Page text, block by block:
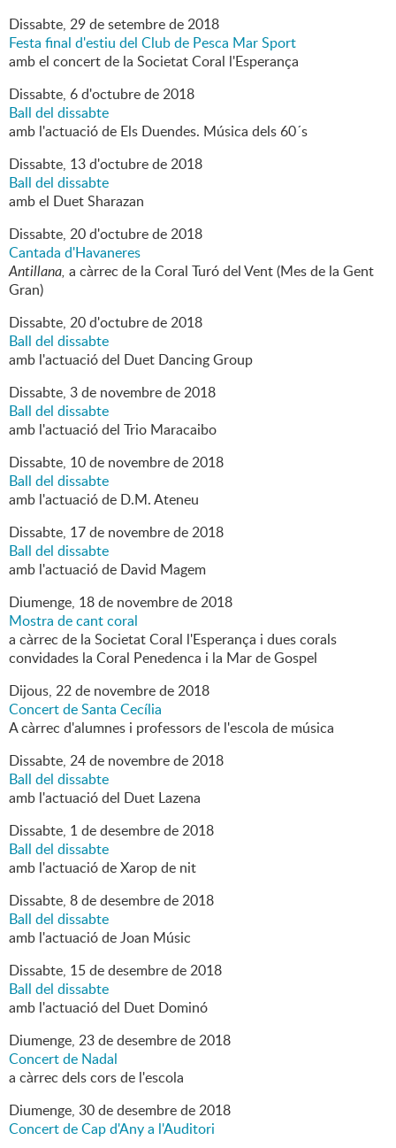
Dissabte, 29desetembrede2018
Festa final d'estiu del Club de Pesca Mar Sport
amb el concert de la Societat Coral l'Esperança
Dissabte, 6d'octubrede2018
Ball del dissabte
amb l'actuació de Els Duendes. Música dels 60´s
Dissabte, 13d'octubrede2018
Ball del dissabte
amb el Duet Sharazan
Dissabte, 20d'octubrede2018
Cantada d'Havaneres
Antillana, a càrrec de la Coral Turó del Vent (Mes de la Gent
Gran)
Dissabte, 20d'octubrede2018
Ball del dissabte
amb l'actuació del Duet Dancing Group
Dissabte, 3de novembrede2018
Ball del dissabte
amb l'actuació del Trio Maracaibo
Dissabte, 10de novembrede2018
Ball del dissabte
amb l'actuació de D.M. Ateneu
Dissabte, 17de novembrede2018
Ball del dissabte
amb l'actuació de David Magem
Diumenge, 18de novembrede2018
Mostra de cant coral
a càrrec de la Societat Coral l'Esperança i dues corals
convidades la Coral Penedenca i la Mar de Gospel
Dijous, 22de novembrede2018
Concert de Santa Cecília
A càrrec d'alumnes i professors de l'escola de música
Dissabte, 24de novembrede2018
Ball del dissabte
amb l'actuació del Duet Lazena
Dissabte, 1dedesembrede2018
Ball del dissabte
amb l'actuació de Xarop de nit
Dissabte, 8dedesembrede2018
Ball del dissabte
amb l'actuació de Joan Músic
Dissabte, 15dedesembrede2018
Ball del dissabte
amb l'actuació del Duet Dominó
Diumenge, 23dedesembrede2018
Concert de Nadal
a càrrec dels cors de l'escola
Diumenge, 30dedesembrede2018
Concert de Cap d'Any a l'Auditori